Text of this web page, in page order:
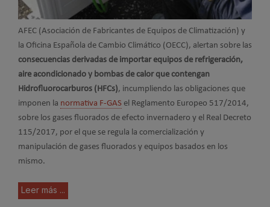
AFEC (Asociación de Fabricantes de Equipos de Climatización) y
la Oficina Española de Cambio Climático (OECC), alertan sobre las
consecuencias derivadas de importar equipos de refrigeración,
aire acondicionado y bombas de calor que contengan
Hidrofluorocarburos (HFCs), incumpliendo las obligaciones que
imponen la normativa F-GAS el Reglamento Europeo 517/2014,
sobre los gases fluorados de efecto invernadero y el Real Decreto
115/2017, por el que se regula la comercialización y
manipulación de gases fluorados y equipos basados en los
mismo.
Leer más ...